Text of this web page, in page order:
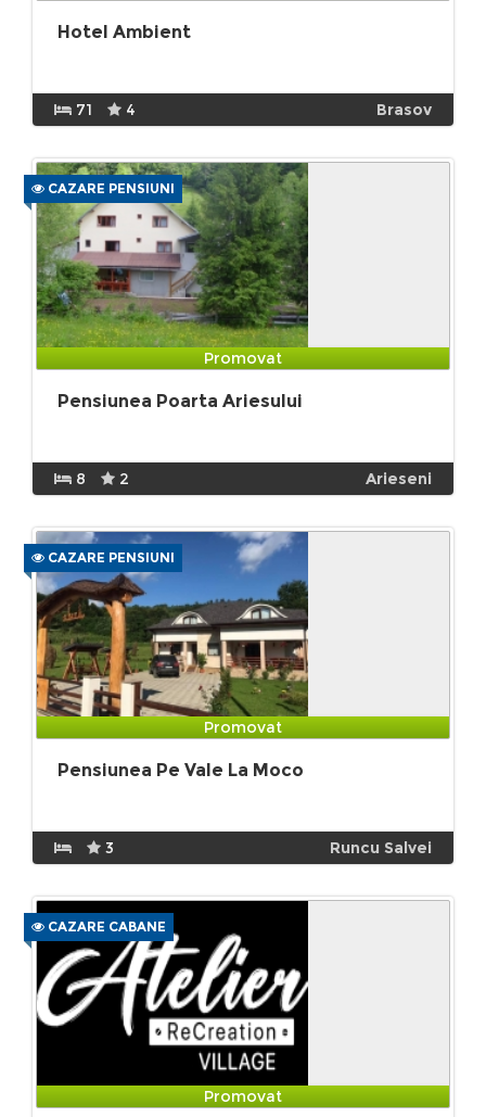
Hotel Ambient
71 4 Brasov
CAZARE PENSIUNI
Promovat
Pensiunea Poarta Ariesului
8 2 Arieseni
CAZARE PENSIUNI
Promovat
Pensiunea Pe Vale La Moco
3 Runcu Salvei
CAZARE CABANE
Promovat